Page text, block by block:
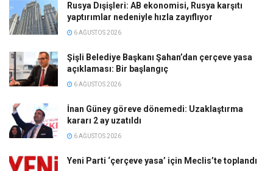
Rusya Dışişleri: AB ekonomisi, Rusya karşıtı
yaptırımlar nedeniyle hızla zayıflıyor
6 AĞUSTOS 2026
Şişli Belediye Başkanı Şahan’dan çerçeve yasa
açıklaması: Bir başlangıç
6 AĞUSTOS 2026
İnan Güney göreve dönemedi: Uzaklaştırma
kararı 2 ay uzatıldı
6 AĞUSTOS 2026
Yeni Parti ‘çerçeve yasa’ için Meclis’te toplandı